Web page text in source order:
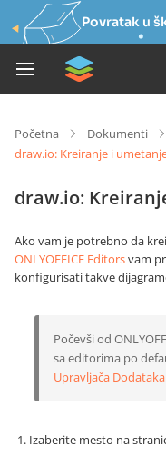
Povratak u
Početna Dokumenti
draw.io: Kreiranje i
draw.io:
Ako vam je potrebno da
ONLYOFFICE Editorsvam
konfigurisati takve
Počevši od
sa editorima po
Upravljača Dodataka
Izaberite mesto na